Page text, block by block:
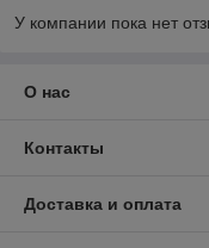
У компании пока нет
О нас
Контакты
Доставка и оплата